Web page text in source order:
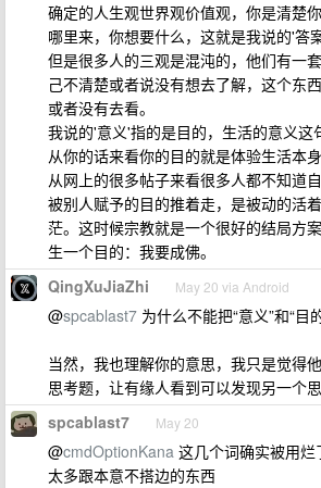
确定的人生观世界观价值观，你是清楚
哪里来，你想要什么，这就是我说的'答案
但是很多人的三观是混沌的，他们有一
己不清楚或者说没有想去了解，这个东
或者没有去看。
我说的'意义'指的是目的，生活的意义这
从你的话来看你的目的就是体验生活本身
从网上的很多帖子来看很多人都不知道
被别人赋予的目的推着走，是被动的活
茫。这时候宗教就是一个很好的结局方
生一个目的：我要成佛。
QingXuJiaZhi May 20 via Android
@spcablast7 为什么不能把“意义”和“目
当然，我也理解你的意思，我只是觉得
思考题，让有缘人看到可以发现另一个思
spcablast7 May 20
@cmdOptionKana 这几个词确实被用
太多跟本意不搭边的东西